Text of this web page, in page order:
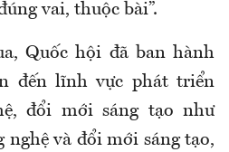
vai, thuộc bài”.
Quốc hội đã ban hành
đến lĩnh vực phát triển
đổi mới sáng tạo như
nghệ và đổi mới sáng tạo,